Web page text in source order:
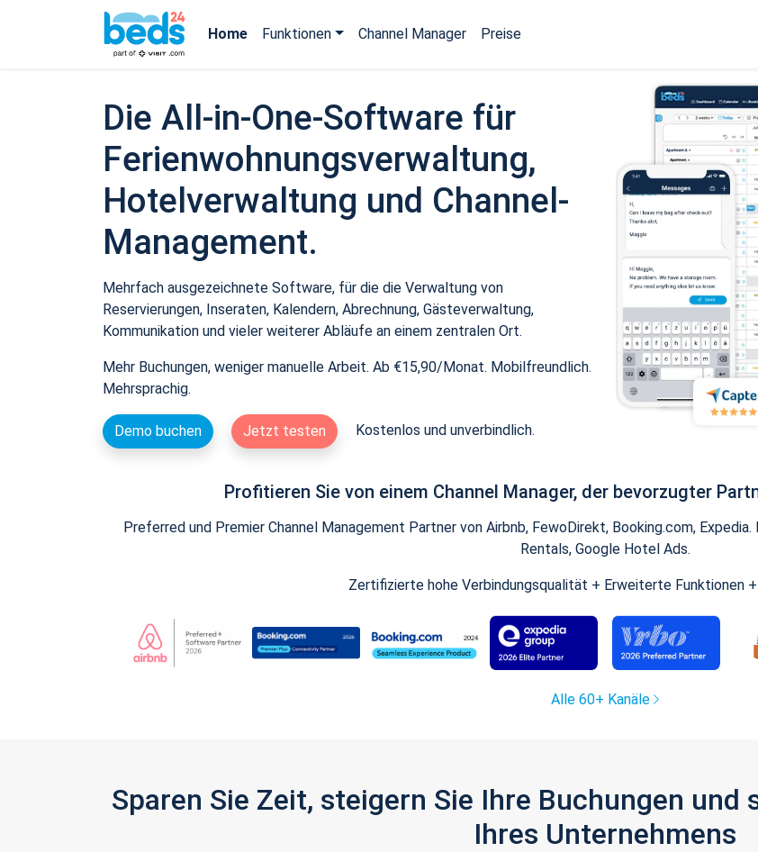
Home Funktionen Channel Manager Preise
Die All-in-One-Software für
Ferienwohnungsverwaltung,
Hotelverwaltung und Channel-
Management.
Mehrfach ausgezeichnete Software, für die die Verwaltung von
Reservierungen, Inseraten, Kalendern, Abrechnung, Gästeverwaltung,
Kommunikation und vieler weiterer Abläufe an einem zentralen Ort.
Mehr Buchungen, weniger manuelle Arbeit. Ab €15,90/Monat. Mobilfreundlich.
Mehrsprachig.
Demo buchen Jetzt testen Kostenlos und unverbindlich.
Profitieren Sie von einem Channel Manager, der bevorzugter
Preferred und Premier Channel Management Partner von Airbnb, FewoDirekt, Booking.com,
Rentals, Google Hotel Ads.
Zertifizierte hohe Verbindungsqualität + Erweiterte Funktionen
Alle 60+ Kanäle
Sparen Sie Zeit, steigern Sie Ihre Buchungen und
Ihres Unternehmens